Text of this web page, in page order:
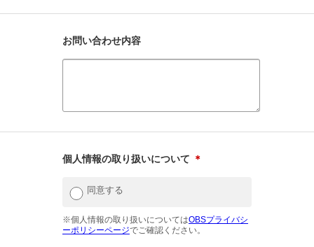
お問い合わせ内容
個人情報の取り扱いについて ＊
同意する
※個人情報の取り扱いについてはOBSプライバシ
ーポリシーページでご確認ください。